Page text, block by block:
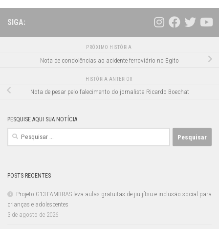
SIGA:
PRÓXIMO HISTÓRIA
Nota de condolências ao acidente ferroviário no Egito
HISTÓRIA ANTERIOR
Nota de pesar pelo falecimento do jornalista Ricardo Boechat
PESQUISE AQUI SUA NOTÍCIA
Pesquisar
POSTS RECENTES
Projeto G13 FAMBRAS leva aulas gratuitas de jiu-jítsu e inclusão social para
crianças e adolescentes
3 de agosto de 2026